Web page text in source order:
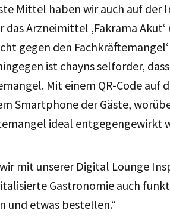
Mittel haben wir auch auf der
Arzneimittel ‚Fakrama
gegen den
ist chayns selforder,
Mit einem QR-Code auf
Smartphone der Gäste,
ideal entgegengewirkt
mit unserer Digital Lounge
Gastronomie auch
und etwas bestellen.“